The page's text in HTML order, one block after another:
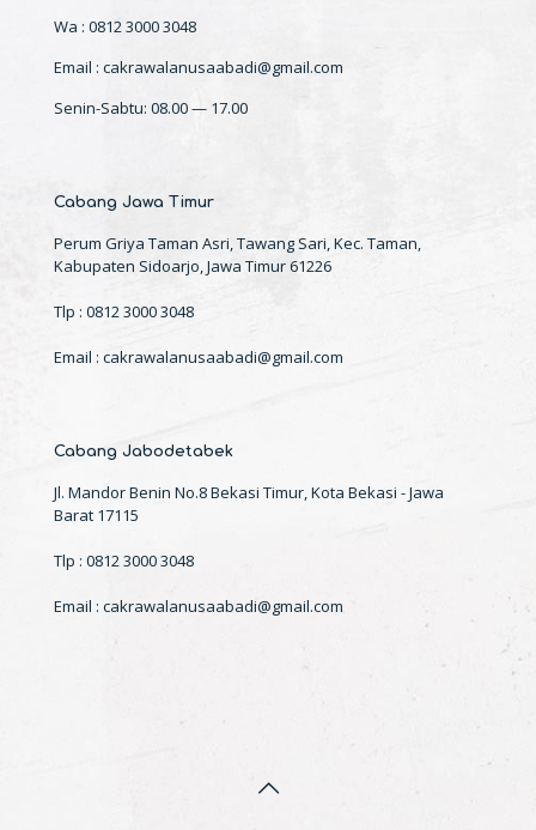
Wa : 0812 3000 3048
Email : cakrawalanusaabadi@gmail.com
Senin-Sabtu: 08.00 — 17.00
Cabang Jawa Timur
Perum Griya Taman Asri, Tawang Sari, Kec. Taman,
Kabupaten Sidoarjo, Jawa Timur 61226
Tlp : 0812 3000 3048
Email : cakrawalanusaabadi@gmail.com
Cabang Jabodetabek
Jl. Mandor Benin No.8 Bekasi Timur, Kota Bekasi - Jawa
Barat 17115
Tlp : 0812 3000 3048
Email : cakrawalanusaabadi@gmail.com